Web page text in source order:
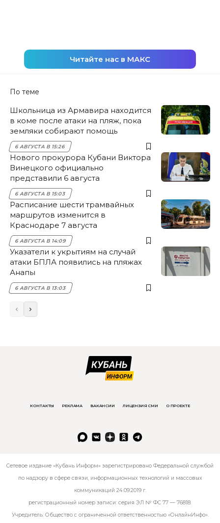
Читайте нас в МАКС
По теме
Школьница из Армавира находится
в коме после атаки на пляж, пока
земляки собирают помощь
6 АВГУСТА В 15:26
Нового прокурора Кубани Виктора
Винецкого официально
представили 6 августа
6 АВГУСТА В 15:03
Расписание шести трамвайных
маршрутов изменится в
Краснодаре 7 августа
6 АВГУСТА В 14:09
Указатели к укрытиям на случай
атаки БПЛА появились на пляжах
Анапы
6 АВГУСТА В 13:03
КОНТАКТЫ РЕКЛАМА ВАКАНСИИ ЛИЦЕНЗИЯ СМИ О ПРОЕКТЕ
Сетевое издание «Кубань Информ» зарегистрировано Федеральной службой
по надзору в сфере связи, информационных технологий и массовых
коммуникаций 24.09.2019 г.
регистрационный номер записи: серия ЭЛ № ФС 77 — 76818.
Учредитель: Общество с ограниченной ответственностью «ОнлайнИнфо».